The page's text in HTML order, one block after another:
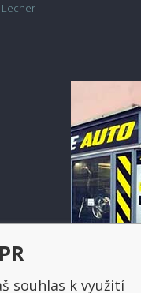
Lecher
souhlas k využití